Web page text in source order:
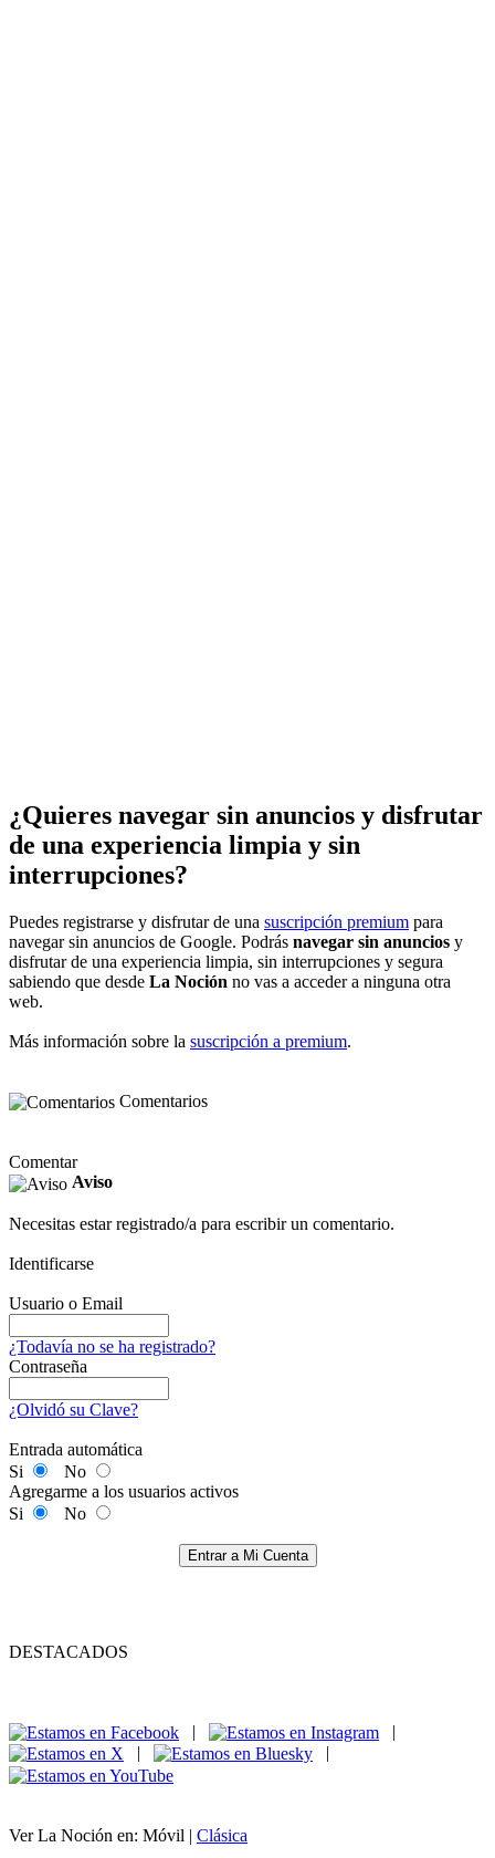
¿Quieres navegar sin anuncios y disfrutar
de una experiencia limpia y sin
interrupciones?
Puedes registrarse y disfrutar de una suscripción premium para
navegar sin anuncios de Google. Podrás navegar sin anuncios y
disfrutar de una experiencia limpia, sin interrupciones y segura
sabiendo que desde La Noción no vas a acceder a ninguna otra
web.
Más información sobre la suscripción a premium.
Comentarios
Comentar
Aviso
Necesitas estar registrado/a para escribir un comentario.
Identificarse
Usuario o Email
¿Todavía no se ha registrado?
Contraseña
¿Olvidó su Clave?
Entrada automática
Si
No
Agregarme a los usuarios activos
Si
No
Entrar a Mi Cuenta
DESTACADOS
|
|
|
|
Ver La Noción en: Móvil | Clásica